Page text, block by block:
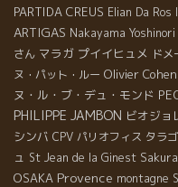
PARTIDA CREUS Elian Da Ros
ARTIGAS Nakayama
さん マラガ プイイヒュメ ド
ヌ・パット・ルー Olivier Cohen
ヌ・ル・ブ・デュ・モンド
PHILIPPE JAMBON ビオジョ
シンバ CPV パリオフィス タラ
ュ St Jean de la Ginest Sakura
OSAKA Provence montagne